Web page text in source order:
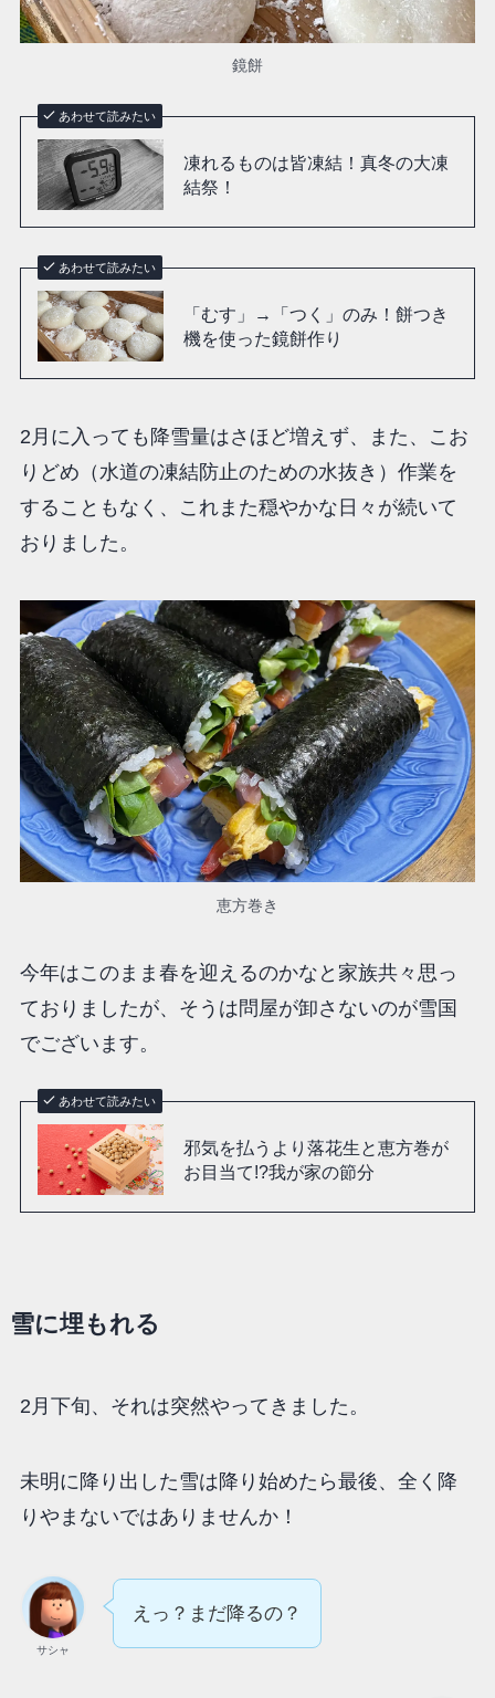
鏡餅
あわせて読みたい
凍れるものは皆凍結！真冬の大凍
結祭！
あわせて読みたい
「むす」→「つく」のみ！餅つき
機を使った鏡餅作り
2月に入っても降雪量はさほど増えず、また、こお
りどめ（水道の凍結防止のための水抜き）作業を
することもなく、これまた穏やかな日々が続いて
おりました。
恵方巻き
今年はこのまま春を迎えるのかなと家族共々思っ
ておりましたが、そうは問屋が卸さないのが雪国
でございます。
あわせて読みたい
邪気を払うより落花生と恵方巻が
お目当て!?我が家の節分
雪に埋もれる
2月下旬、それは突然やってきました。
未明に降り出した雪は降り始めたら最後、全く降
りやまないではありませんか！
サシャ
えっ？まだ降るの？